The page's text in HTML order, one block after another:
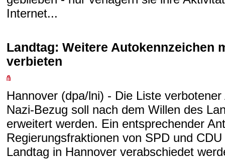
Internet...
Landtag: Weitere Autokennzeichen
verbieten
Hannover (dpa/lni) - Die Liste
Nazi-Bezug soll nach dem Willen des
erweitert werden. Ein entsprechender
Regierungsfraktionen von SPD und
Landtag in Hannover verabschiedet